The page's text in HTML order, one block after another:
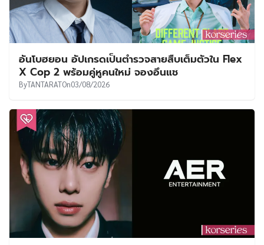
อันโบฮยอน อัปเกรดเป็นตำรวจสายสืบเต็มตัวใน Flex
X Cop 2 พร้อมคู่หูคนใหม่ จองอึนแช
ByTANTARATOn03/08/2026